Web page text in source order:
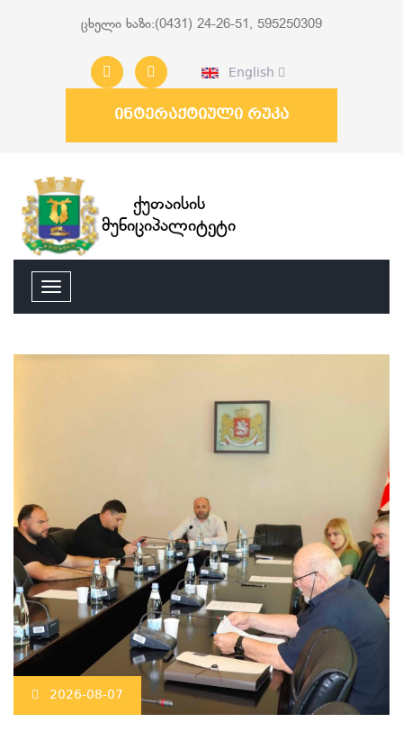
ცხელი ხაზი:(0431) 24-26-51, 595250309
English
ინტერაქტიული რუკა
ქუთაისის
მუნიციპალიტეტი
2026-08-07